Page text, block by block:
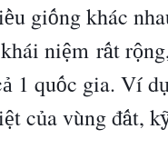
ều giống khác
khái niệm rất rộ
ả 1 quốc gia. Víd
ệt của vùngđất, k